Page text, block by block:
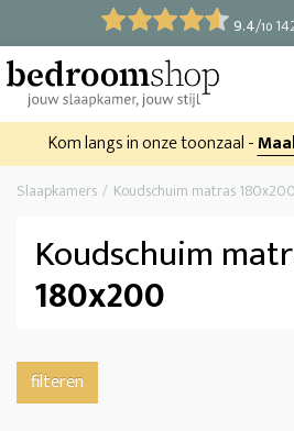
9.4/10
Kom langs in onze toonzaal -
Slaapkamers Koudschuim matras 180x200
Koudschuim
180x200
filteren